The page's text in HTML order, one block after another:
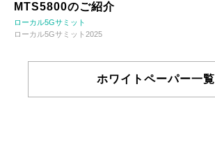
MTS5800のご紹介
ローカル5Gサミット
ローカル5Gサミット2025
ホワイトペーパー一覧